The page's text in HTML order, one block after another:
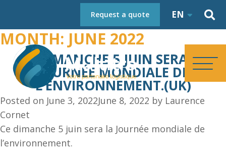
Request a quote EN
HOMEPAGE
ABOUT
MONTH: JUNE 2022
CE DIMANCHE 5 JUIN SERA LA
JOURNÉE MONDIALE DE
L’ENVIRONNEMENT.(UK)
Posted on June 3, 2022June 8, 2022 by Laurence
Cornet
Ce dimanche 5 juin sera la Journée mondiale de
l’environnement.